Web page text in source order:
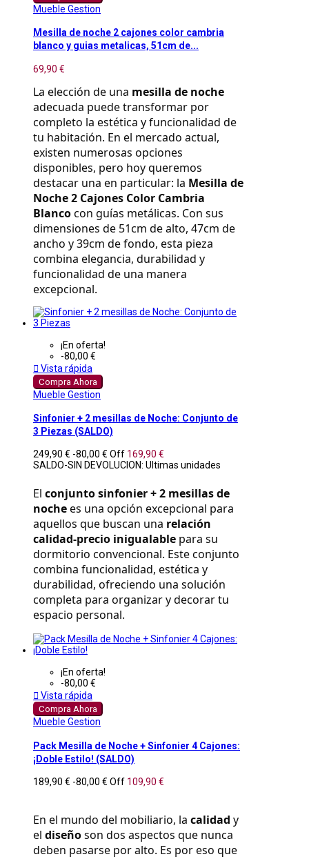
Mueble Gestion
Mesilla de noche 2 cajones color cambria
blanco y guias metalicas, 51cm de...
69,90 €
La elección de una mesilla de noche
adecuada puede transformar por
completo la estética y funcionalidad de
tu habitación. En el mercado actual,
existen numerosas opciones
disponibles, pero hoy queremos
destacar una en particular: la Mesilla de
Noche 2 Cajones Color Cambria
Blanco con guías metálicas. Con sus
dimensiones de 51cm de alto, 47cm de
ancho y 39cm de fondo, esta pieza
combina elegancia, durabilidad y
funcionalidad de una manera
excepcional.
¡En oferta!
-80,00 €
 Vista rápida
Compra Ahora
Mueble Gestion
Sinfonier + 2 mesillas de Noche: Conjunto de
3 Piezas (SALDO)
249,90 € -80,00 € Off 169,90 €
SALDO-SIN DEVOLUCION: Ultimas unidades
El conjunto sinfonier + 2 mesillas de
noche es una opción excepcional para
aquellos que buscan una relación
calidad-precio inigualable para su
dormitorio convencional. Este conjunto
combina funcionalidad, estética y
durabilidad, ofreciendo una solución
completa para organizar y decorar tu
espacio personal.
¡En oferta!
-80,00 €
 Vista rápida
Compra Ahora
Mueble Gestion
Pack Mesilla de Noche + Sinfonier 4 Cajones:
¡Doble Estilo! (SALDO)
189,90 € -80,00 € Off 109,90 €
En el mundo del mobiliario, la calidad y
el diseño son dos aspectos que nunca
deben pasarse por alto. Es por eso que